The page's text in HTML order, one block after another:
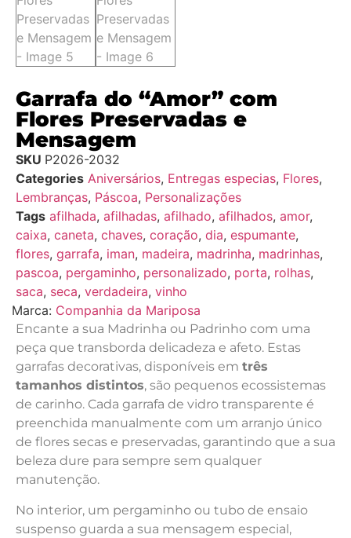
Garrafa do “Amor” com
Flores Preservadas e
Mensagem
SKU P2026-2032
Categories Aniversários, Entregas especias, Flores,
Lembranças, Páscoa, Personalizações
Tags afilhada, afilhadas, afilhado, afilhados, amor,
caixa, caneta, chaves, coração, dia, espumante,
flores, garrafa, iman, madeira, madrinha, madrinhas,
pascoa, pergaminho, personalizado, porta, rolhas,
saca, seca, verdadeira, vinho
Marca: Companhia da Mariposa
Encante a sua Madrinha ou Padrinho com uma
peça que transborda delicadeza e afeto. Estas
garrafas decorativas, disponíveis em três
tamanhos distintos, são pequenos ecossistemas
de carinho. Cada garrafa de vidro transparente é
preenchida manualmente com um arranjo único
de flores secas e preservadas, garantindo que a sua
beleza dure para sempre sem qualquer
manutenção.
No interior, um pergaminho ou tubo de ensaio
suspenso guarda a sua mensagem especial,